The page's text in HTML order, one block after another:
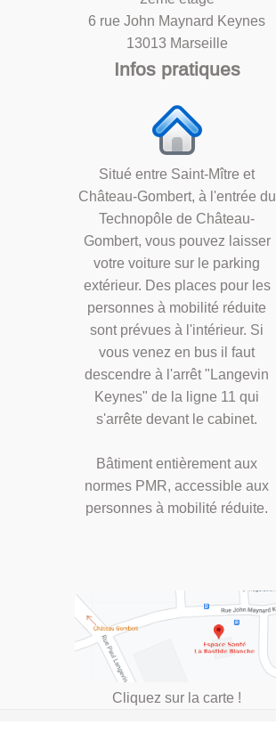
6 rue John Maynard Keynes
13013 Marseille
Infos pratiques
Situé entre Saint-Mître et
Château-Gombert, à l'entrée du
Technopôle de Château-
Gombert, vous pouvez laisser
votre voiture sur le parking
extérieur. Des places pour les
personnes à mobilité réduite
sont prévues à l'intérieur. Si
vous venez en bus il faut
descendre à l'arrêt "Langevin
Keynes" de la ligne 11 qui
s'arrête devant le cabinet.
Bâtiment entièrement aux
normes PMR, accessible aux
personnes à mobilité réduite.
Cliquez sur la carte !